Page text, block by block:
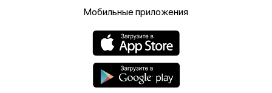
Мобильные приложения